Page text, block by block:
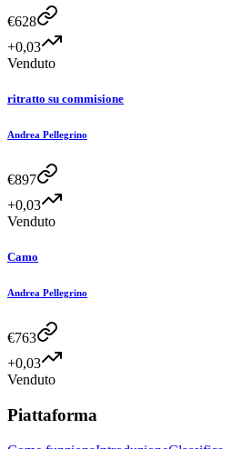
€628
+0,03
Venduto
ritratto su commisione
Andrea Pellegrino
€897
+0,03
Venduto
Camo
Andrea Pellegrino
€763
+0,03
Venduto
Piattaforma